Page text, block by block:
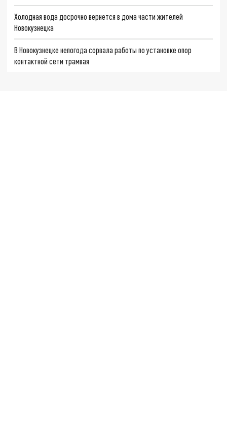
Холодная вода досрочно вернется в дома части жителей
Новокузнецка
В Новокузнецке непогода сорвала работы по установке опор
контактной сети трамвая